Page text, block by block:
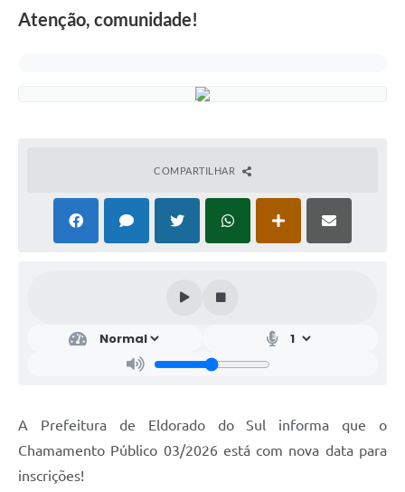
Atenção, comunidade!
COMPARTILHAR
A Prefeitura de Eldorado do Sul informa que o
Chamamento Público 03/2026 está com nova data para
inscrições!